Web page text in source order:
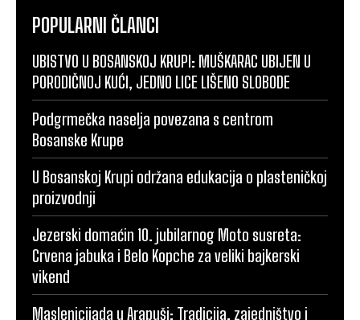
POPULARNI ČLANCI
UBISTVO U BOSANSKOJ KRUPI: MUŠKARAC UBIJEN U
PORODIČNOJ KUĆI, JEDNO LICE LIŠENO SLOBODE
Podgrmečka naselja povezana s centrom
Bosanske Krupe
U Bosanskoj Krupi održana edukacija o plasteničkoj
proizvodnji
Jezerski domaćin 10. jubilarnog Moto susreta:
Crvena jabuka i Belo Kopche za veliki bajkerski
vikend
Maslenicijada u Arapuši: Tradicija, zajedništvo i